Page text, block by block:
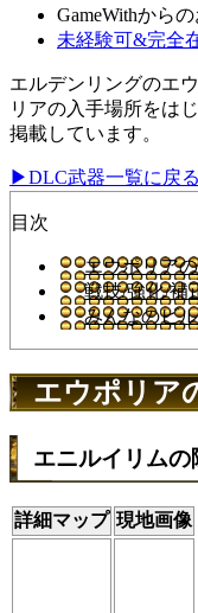
GameWithから
未経験可&完全
エルデンリングのエ
リアの入手場所をは
掲載しています。
▶DLC武器一覧に戻る
目次
エウポリア
戦技/強化/補
みんなのビ
エウポリア
エニルイリム
詳細マップ 現地画像